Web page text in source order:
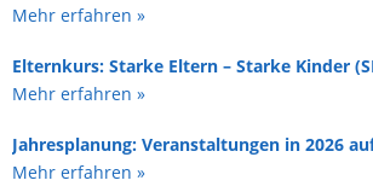
Mehr erfahren »
Elternkurs: Starke Eltern – Starke Kinder
Mehr erfahren »
Jahresplanung: Veranstaltungen in 2026
Mehr erfahren »